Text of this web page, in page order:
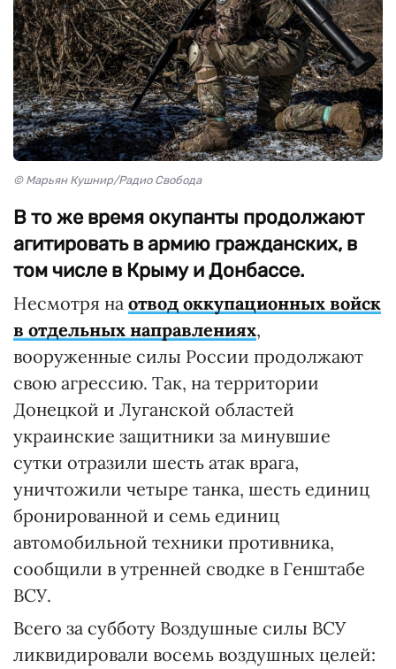
© Марьян Кушнир/Радио Свобода
В то же время окупанты продолжают
агитировать в армию гражданских, в
том числе в Крыму и Донбассе.
Несмотря на отвод оккупационных войск
в отдельных направлениях,
вооруженные силы России продолжают
свою агрессию. Так, на территории
Донецкой и Луганской областей
украинские защитники за минувшие
сутки отразили шесть атак врага,
уничтожили четыре танка, шесть единиц
бронированной и семь единиц
автомобильной техники противника,
сообщили в утренней сводке в Генштабе
ВСУ.
Всего за субботу Воздушные силы ВСУ
ликвидировали восемь воздушных целей: